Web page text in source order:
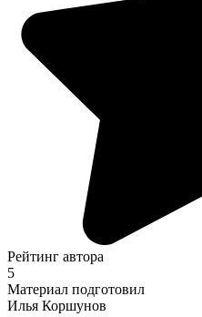
Рейтинг автора
5
Материал подготовил
Илья Коршунов